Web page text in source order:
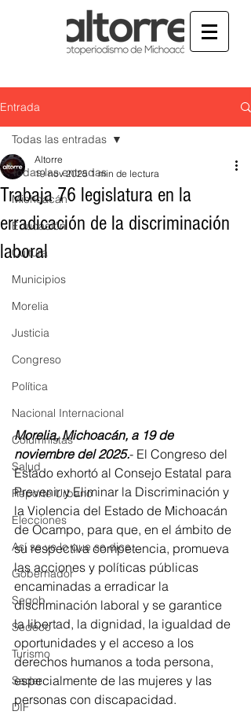
Entrada
Todas las entradas
Michoacán
Educación
Cultura
Municipios
Morelia
Justicia
Congreso
Política
Nacional Internacional
Columnistas
Salud
Reporte Urbano
Elecciones
Así se ve lo que se dice...
Gobernador
Segob
Sedeco
Turismo
Sader
DIF
Todas las entradas
Trabaja 76 legislatura en la
erradicación de la discriminación
laboral
Altorre
19 nov 2025 1 min de lectura
Morelia, Michoacán, a 19 de
noviembre del 2025.- El Congreso del
Estado exhortó al Consejo Estatal para
Prevenir y Eliminar la Discriminación y
la Violencia del Estado de Michoacán
de Ocampo, para que, en el ámbito de
su respectiva competencia, promueva
las acciones y políticas públicas
encaminadas a erradicar la
discriminación laboral y se garantice
la libertad, la dignidad, la igualdad de
oportunidades y el acceso a los
derechos humanos a toda persona,
especialmente de las mujeres y las
personas con discapacidad.